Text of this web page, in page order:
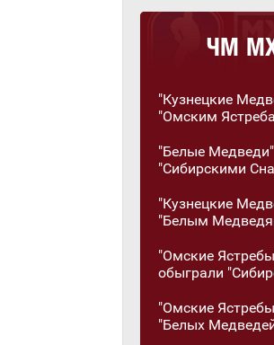
"Кузнецкие
"Омским
"Белые
"Сибирскими
"Кузнецкие
"Белым
"Омские
обыграли
"Омские
"Белых